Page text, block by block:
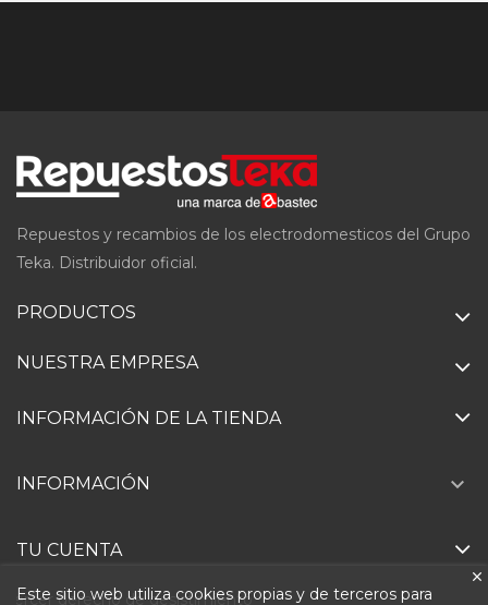
Repuestos y recambios de los electrodomesticos del Grupo
Teka. Distribuidor oficial.
PRODUCTOS
NUESTRA EMPRESA
INFORMACIÓN DE LA TIENDA
Este sitio web utiliza cookies propias y de terceros para
INFORMACIÓN 
TU CUENTA
Ejercer derecho de desistimiento